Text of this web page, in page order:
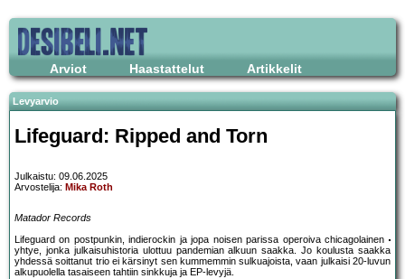
Arviot Haastattelut Artikkelit
Levyarvio
Lifeguard: Ripped and Torn
Julkaistu: 09.06.2025
Arvostelija: Mika Roth
Matador Records
Lifeguard on postpunkin, indierockin ja jopa noisen parissa operoiva chicagolainen
yhtye, jonka julkaisuhistoria ulottuu pandemian alkuun saakka. Jo koulusta saakka
yhdessä soittanut trio ei kärsinyt sen kummemmin sulkuajoista, vaan julkaisi 20-luvun
alkupuolella tasaiseen tahtiin sinkkuja ja EP-levyjä.